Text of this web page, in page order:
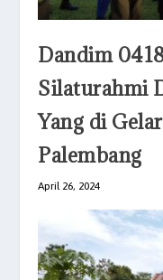
Dandim
Silaturahmi
Yang di
Palembang
April 26, 2024